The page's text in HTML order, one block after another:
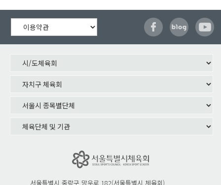
서울특별시 중랑구 망우로 182(서울특별시 체육회)